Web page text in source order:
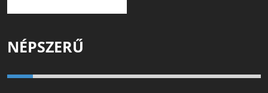
NÉPSZERŰ